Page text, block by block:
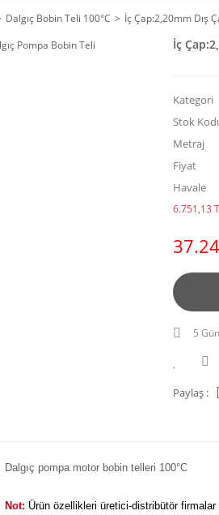
Dalgıç Bobin Teli 100°C İç Çap:2,20mm Dış
İç
Kategori
Stok
Metraj
Fiyat
Havale
6.751,13
5
Paylaş :
Dalgıç pompa motor bobin telleri 100°C
Not: Ürün özellikleri üretici-distribütör